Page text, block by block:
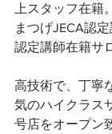
上スタッフ在籍。
まつげJECA認
認定講師在籍サ
高技術で、丁寧
気のハイクラス
号店をオープン